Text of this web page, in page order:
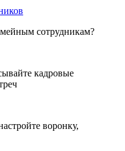
сотрудникам?
кадровые
воронку,